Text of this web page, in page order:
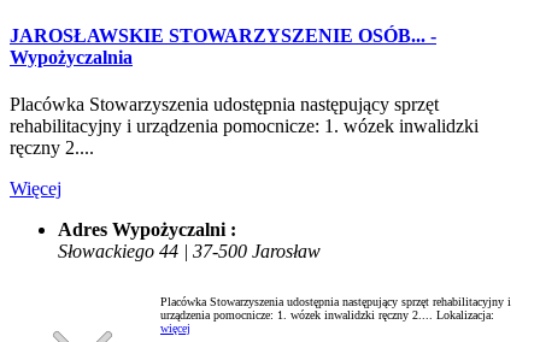
JAROSŁAWSKIE STOWARZYSZENIE OSÓB... -
Wypożyczalnia
Placówka Stowarzyszenia udostępnia następujący sprzęt
rehabilitacyjny i urządzenia pomocnicze: 1. wózek inwalidzki
ręczny 2....
Więcej
Adres Wypożyczalni :
Słowackiego 44 | 37-500 Jarosław
Placówka Stowarzyszenia udostępnia następujący sprzęt rehabilitacyjny i
urządzenia pomocnicze: 1. wózek inwalidzki ręczny 2.... Lokalizacja:
więcej